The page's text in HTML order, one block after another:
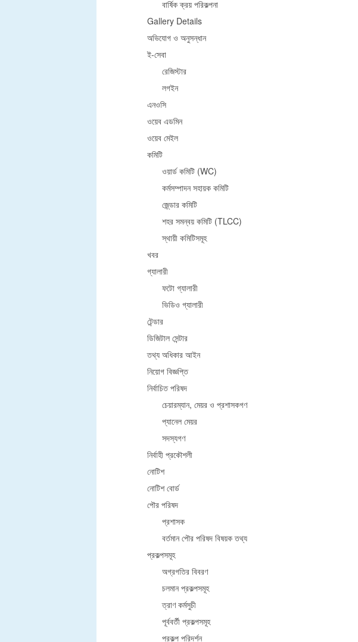
বার্ষিক ক্রয় পরিকল্পনা
Gallery Details
অভিযোগ ও অনুসন্ধান
ই-সেবা
রেজিস্টার
লগইন
এনওসি
ওয়েব এডমিন
ওয়েব মেইল
কমিটি
ওয়ার্ড কমিটি (WC)
কর্মসম্পাদন সহায়ক কমিটি
জে্ন্ডার কমিটি
শহর সমন্বয় কমিটি (TLCC)
স্থায়ী কমিটিসমূহ
খবর
গ্যালারী
ফটো গ্যালারী
ভিডিও গ্যালারী
টেন্ডার
ডিজিটাল সেন্টার
তথ্য অধিকার আইন
নিয়োগ বিজ্ঞপ্তি
নির্বাচিত পরিষদ
চেয়ারম্যান, মেয়র ও প্রশাসকগণ
প্যানেল মেয়র
সদস্যগণ
নির্বাহী প্রকৌশলী
নোটিশ
নোটিশ বোর্ড
পৌর পরিষদ
প্রশাসক
বর্তমান পৌর পরিষদ বিষয়ক তথ্য
প্রকল্পসমূহ
অগ্রগতির বিবরণ
চলমান প্রকল্পসমূহ
ত্রাণ কর্মসুচী
পূর্ববর্তী প্রকল্পসমূহ
প্রকল্প পরিদর্শন